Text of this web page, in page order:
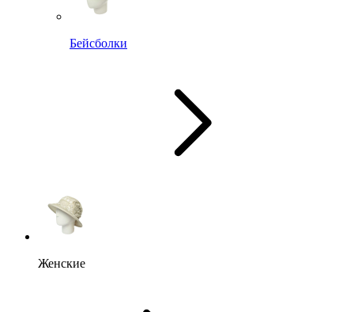
Бейсболки
Женские